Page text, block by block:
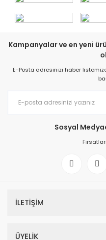
Kampanyalar ve en yeni
E-Posta adresinizi haber
Sosyal
İLETİŞİM
ÜYELİK